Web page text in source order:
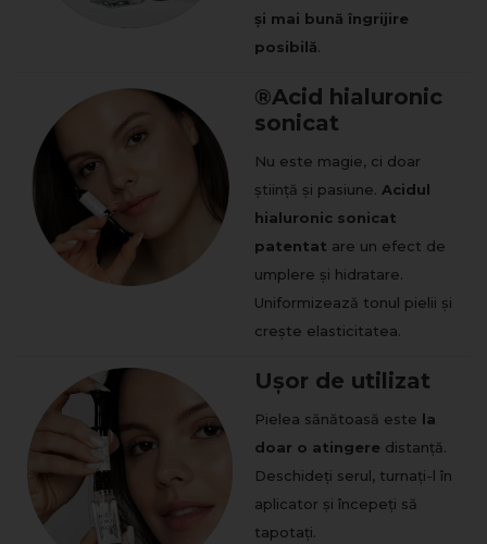
și mai bună îngrijire
posibilă.
®Acid hialuronic
sonicat
Nu este magie, ci doar
știință și pasiune. Acidul
hialuronic sonicat
patentat are un efect de
umplere și hidratare.
Uniformizează tonul pielii și
crește elasticitatea.
Ușor de utilizat
Pielea sănătoasă este la
doar o atingere distanță.
Deschideți serul, turnați-l în
aplicator și începeți să
tapotați.